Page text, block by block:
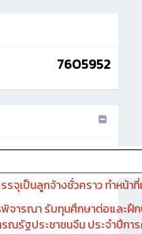
7605952
จุเป็นลูกจ้างชั่วคราว ทำหน้าที่
พิจารณา รับทุนศึกษาต่อและฝึ